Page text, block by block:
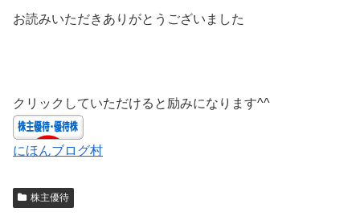
お読みいただきありがとうございました
クリックしていただけると励みになります^^
にほんブログ村
株主優待